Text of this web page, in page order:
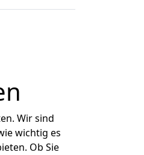
Wir sind
wichtig es
Ob Sie